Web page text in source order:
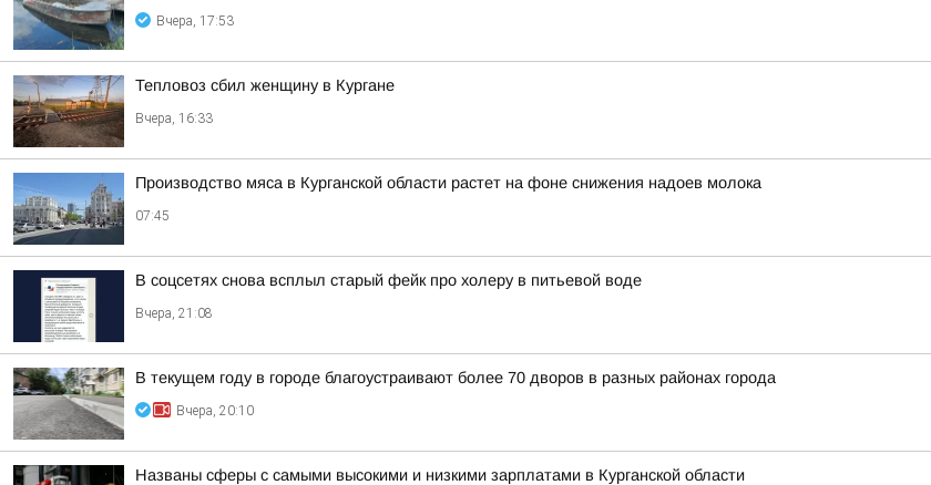
Вчера, 17:53
Тепловоз сбил женщину в Кургане
Вчера, 16:33
Производство мяса в Курганской области растет на фоне снижения надоев молока
07:45
В соцсетях снова всплыл старый фейк про холеру в питьевой воде
Вчера, 21:08
В текущем году в городе благоустраивают более 70 дворов в разных районах города
Вчера, 20:10
Названы сферы с самыми высокими и низкими зарплатами в Курганской области